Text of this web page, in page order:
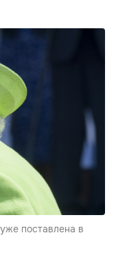
поставлена в